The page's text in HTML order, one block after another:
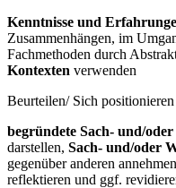
Kenntnisse und
Zusammenhängen, im
Fachmethoden durch
Kontexten verwenden
Beurteilen/ Sich positionieren
begründete Sach- und/
darstellen, Sach- und/oder
gegenüber anderen
reflektieren und ggf.